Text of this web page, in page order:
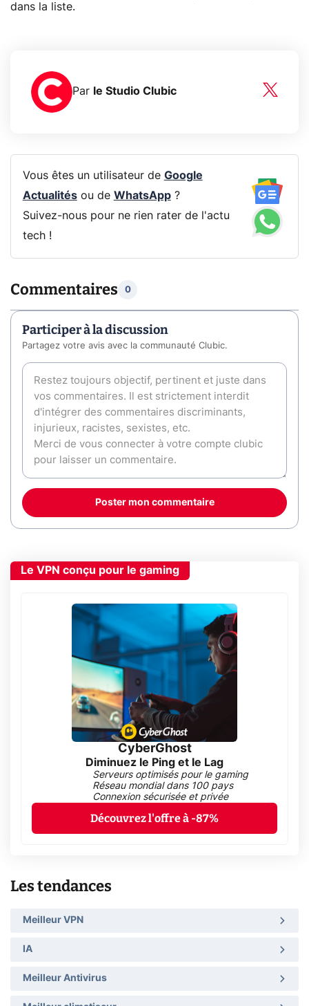
dans la liste.
Par le Studio Clubic
Vous êtes un utilisateur de Google
Actualitésou de WhatsApp?
Suivez-nous pour ne rien rater de l'actu
tech !
Commentaires 0
Participer à la discussion
Partagez votre avis avec la communauté Clubic.
Poster mon commentaire
Le VPN conçu pour le gaming
CyberGhost
Diminuez le Ping et le Lag
Serveurs optimisés pour le gaming
Réseau mondial dans 100 pays
Connexion sécurisée et privée
Découvrez l'offre à -87%
Les tendances
Meilleur VPN
IA
Meilleur Antivirus